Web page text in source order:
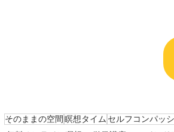
そのままの空間 瞑想タイム セルフコンパッ